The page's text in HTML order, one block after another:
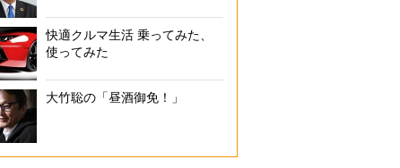
快適クルマ生活 乗ってみた、
使ってみた
大竹聡の「昼酒御免！」